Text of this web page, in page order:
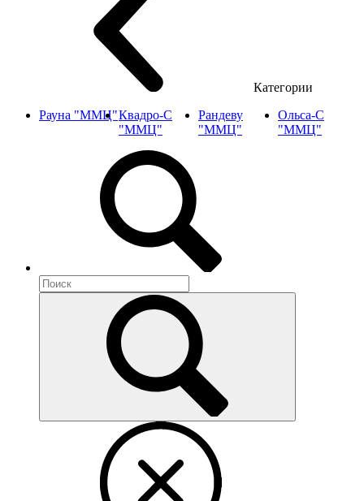
Категории
Рауна "ММЦ"Квадро-С
"ММЦ"
Рандеву
"ММЦ"
Ольса-С
"ММЦ"